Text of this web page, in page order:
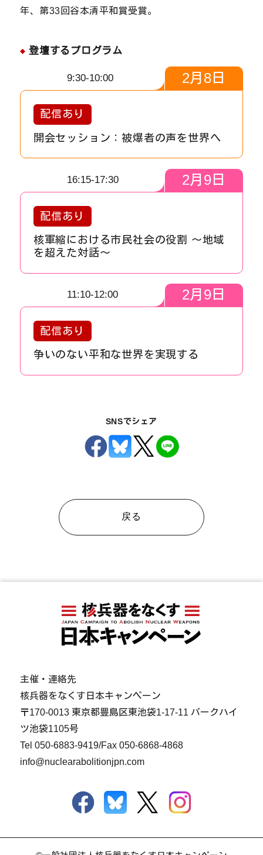
年、第33回谷本清平和賞受賞。
登壇するプログラム
9:30-10:00 2月 8 日
配信あり
開会セッション：被爆者の声を世界へ
16:15-17:30 2月 9 日
配信あり
核軍縮における市民社会の役割 〜地域
を超えた対話〜
11:10-12:00 2月 9 日
配信あり
争いのない平和な世界を実現する
SNSでシェア
戻る
主催・連絡先
核兵器をなくす日本キャンペーン
〒170-0013 東京都豊島区東池袋1-17-11 パークハイ
ツ池袋1105号
Tel050-6883-9419/Fax 050-6868-4868
info@nuclearabolitionjpn.com